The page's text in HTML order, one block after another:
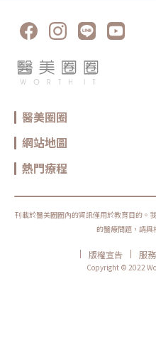
醫美圈圈
網站地圖
熱門療程
刊載於醫美圈圈內的資訊僅用於教育目的。
的醫療問題，請與
| 版權宣告 | 服
Copyright © 2022